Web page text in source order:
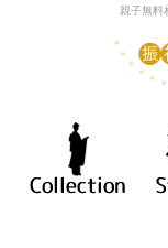
親子無料